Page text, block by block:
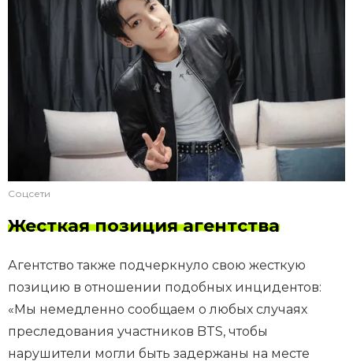
Соцсети
Жесткая позиция агентства
Агентство также подчеркнуло свою жесткую
позицию в отношении подобных инцидентов:
«Мы немедленно сообщаем о любых случаях
преследования участников BTS, чтобы
нарушители могли быть задержаны на месте